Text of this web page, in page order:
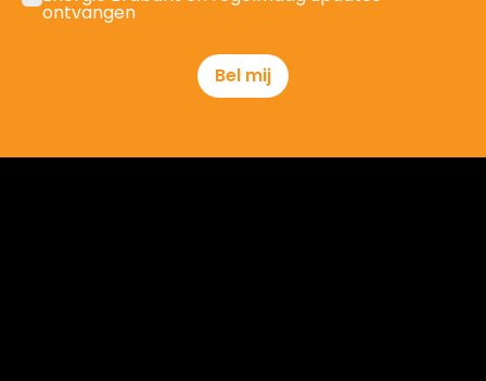
ontvangen
Bel mij